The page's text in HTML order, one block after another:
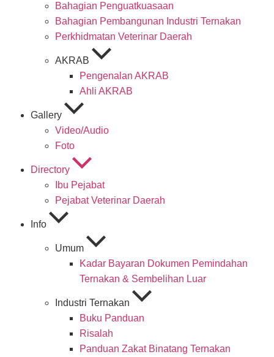
Bahagian Penguatkuasaan
Bahagian Pembangunan Industri Ternakan
Perkhidmatan Veterinar Daerah
AKRAB
Pengenalan AKRAB
Ahli AKRAB
Gallery
Video/Audio
Foto
Directory
Ibu Pejabat
Pejabat Veterinar Daerah
Info
Umum
Kadar Bayaran Dokumen Pemindahan
Ternakan & Sembelihan Luar
Industri Ternakan
Buku Panduan
Risalah
Panduan Zakat Binatang Ternakan